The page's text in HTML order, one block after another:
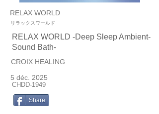
RELAX WORLD
リラックスワールド
RELAX WORLD -Deep Sleep Ambient-
Sound Bath-
CROIX HEALING
5 déc. 2025
CHDD-1949
Share